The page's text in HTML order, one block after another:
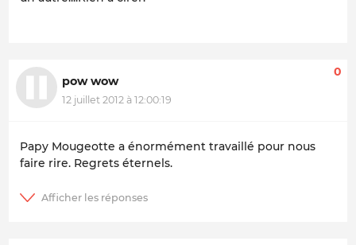
pow wow
12 juillet 2012 à 12:00:19
0
Papy Mougeotte a énormément travaillé pour nous
faire rire. Regrets éternels.